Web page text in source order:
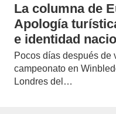
La columna de
Apología
e identidad
Pocos días después de
campeonato en
Londres del…